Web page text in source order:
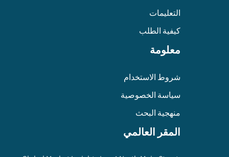
التعليمات
كيفية الطلب
معلومة
شروط الاستخدام
سياسة الخصوصية
منهجية البحث
المقر العالمي